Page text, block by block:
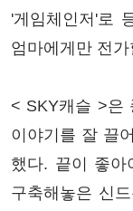
'게임체인저'로
엄마에게만 전
< SKY캐슬 >은
이야기를 잘 끌
했다. 끝이 좋
구축해놓은 신